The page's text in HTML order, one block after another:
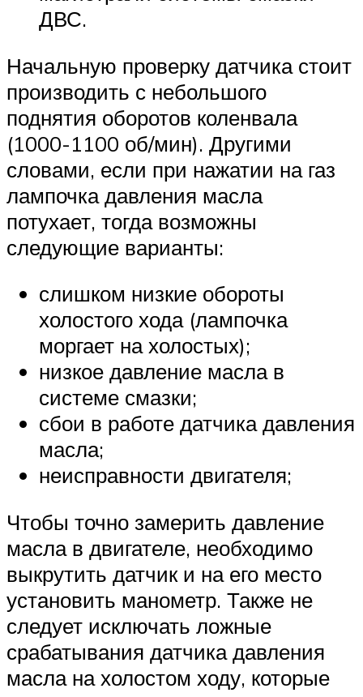
ДВС.
Начальную проверку датчика стоит
производить с небольшого
поднятия оборотов коленвала
(1000-1100 об/мин). Другими
словами, если при нажатии на газ
лампочка давления масла
потухает, тогда возможны
следующие варианты:
слишком низкие обороты
холостого хода (лампочка
моргает на холостых);
низкое давление масла в
системе смазки;
сбои в работе датчика давления
масла;
неисправности двигателя;
Чтобы точно замерить давление
масла в двигателе, необходимо
выкрутить датчик и на его место
установить манометр. Также не
следует исключать ложные
срабатывания датчика давления
масла на холостом ходу, которые